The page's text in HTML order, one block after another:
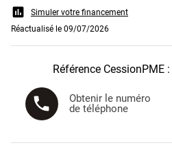
assessment
Simuler votre financement
Réactualisé le 09/07/2026
Référence CessionPME :
phone
Obtenir le numéro
de téléphone